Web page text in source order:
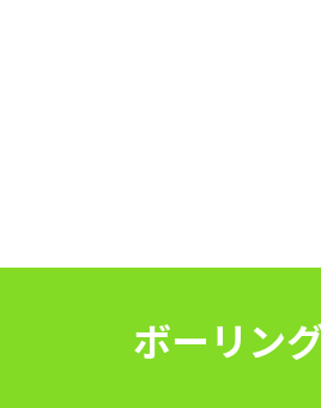
ボーリング